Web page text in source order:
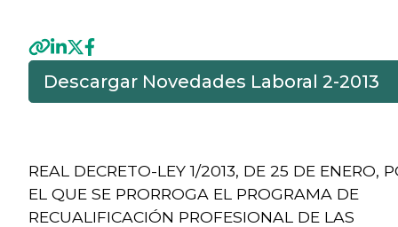
Descargar Novedades Laboral 2-2013
REAL DECRETO-LEY 1/2013, DE 25 DE ENERO,
EL QUE SE PRORROGA EL PROGRAMA DE
RECUALIFICACIÓN PROFESIONAL DE LAS